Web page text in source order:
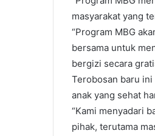
masyarakat yang
“Program MBG
bersama untuk
bergizi secara
Terobosan baru ini
anak yang sehat
“Kami menyadari
pihak, terutama